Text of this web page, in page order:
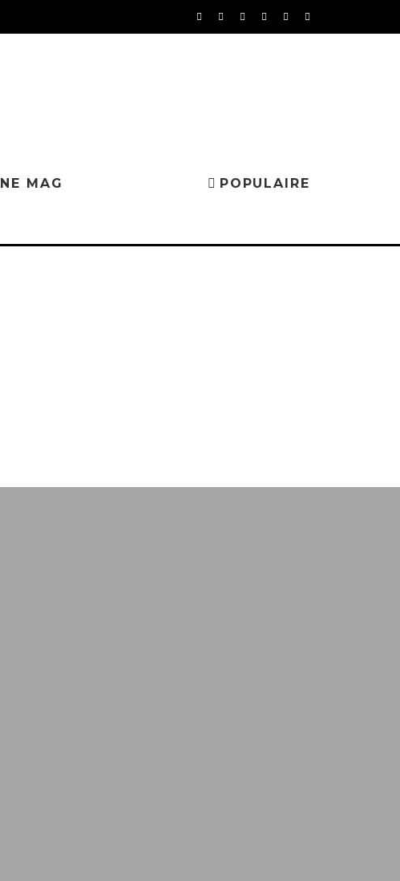
MAG POPULAIRE